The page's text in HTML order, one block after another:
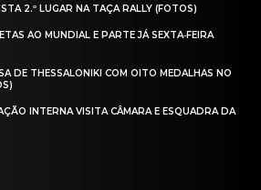
2.º LUGAR NA TAÇA RALLY (FOTOS)
AO MUNDIAL E PARTE JÁ SEXTA‑FEIRA
DE THESSALONIKI COM OITO MEDALHAS NO
INTERNA VISITA CÂMARA E ESQUADRA DA